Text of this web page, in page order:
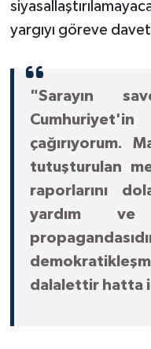
yargıyı göreve
"Sarayın
çağırıyorum.
tutuşturulan
raporlarını
yardım ve
dalalettir hatta